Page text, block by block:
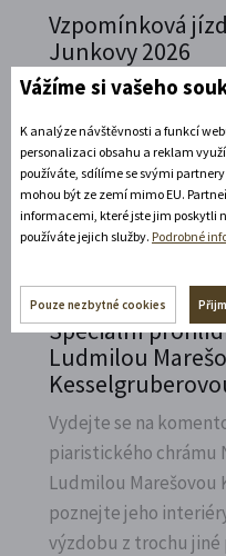
Vzpomínková
Junkovy 2026
Přijeďte navštívit
vzpomenout na naší
Elišku Junkovou.
Rozbalte si další akce
Speciální
Ludmilou
Vydejte se na
piaristického chrámu
Ludmilou Marešovou
poznejte jeho
výzdobu z trochu jiné
Vážíme si vašeho
K analýze návštěvnosti a funkcí
personalizaci obsahu a reklam
používáte, sdílíme se svými
mohou být ze zemí mimo EU.
informacemi, které jste jim poskytli
používáte jejich služby. Podrobné
Pouze nezbytné cookies